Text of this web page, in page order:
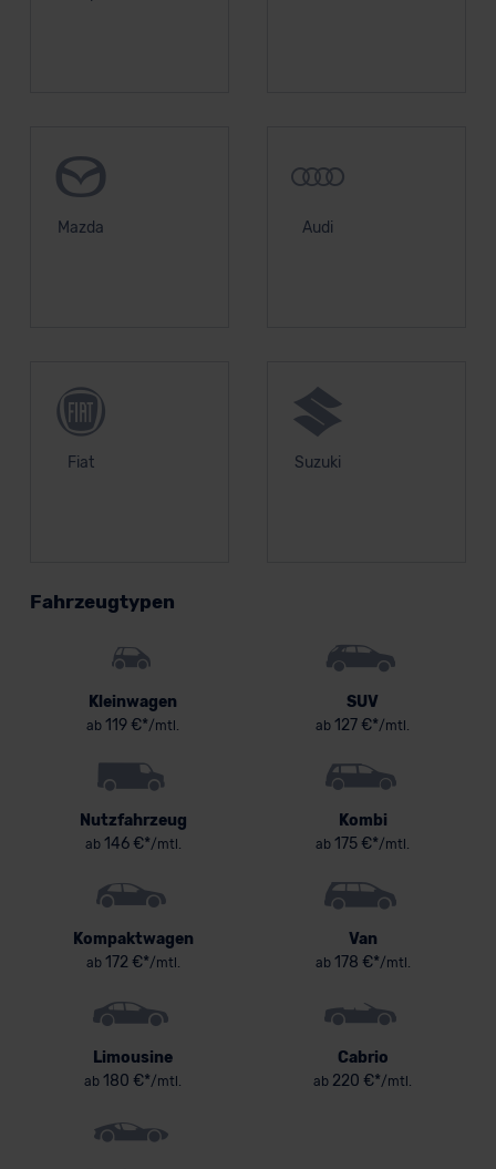
Mazda Audi
Fiat Suzuki
Fahrzeugtypen
Kleinwagen
ab 119 €*/mtl.
SUV
ab 127 €*/mtl.
Nutzfahrzeug
ab146 €*/mtl.
Kombi
ab 175 €*/mtl.
Kompaktwagen
ab172 €*/mtl.
Van
ab178 €*/mtl.
Limousine
ab 180 €*/mtl.
Cabrio
ab 220 €*/mtl.